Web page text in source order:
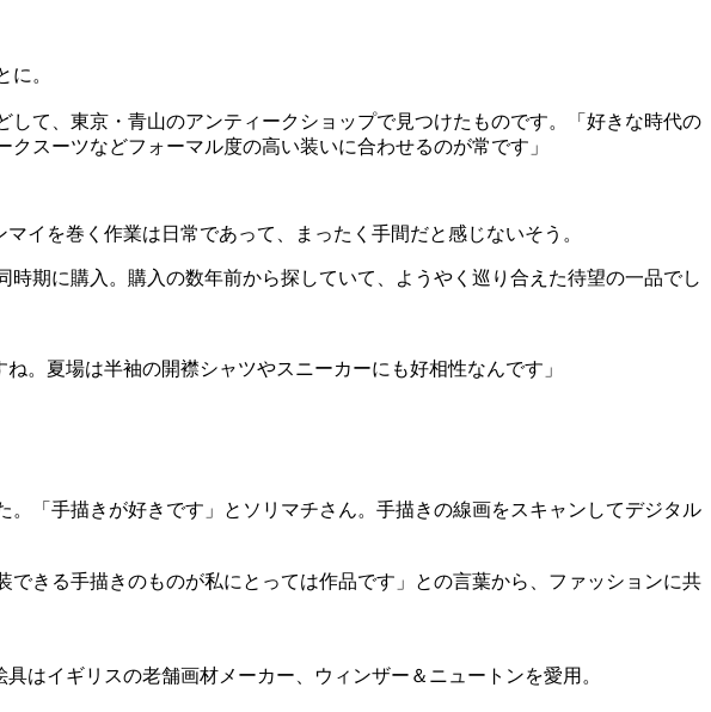
。
て、東京・青山のアンティークショップで見つけたものです。「好きな時代の
スーツなどフォーマル度の高い装いに合わせるのが常です」
イを巻く作業は日常であって、まったく手間だと感じないそう。
期に購入。購入の数年前から探していて、ようやく巡り合えた待望の一品でし
。夏場は半袖の開襟シャツやスニーカーにも好相性なんです」
「手描きが好きです」とソリマチさん。手描きの線画をスキャンしてデジタル
きる手描きのものが私にとっては作品です」との言葉から、ファッションに共
はイギリスの老舗画材メーカー、ウィンザー＆ニュートンを愛用。